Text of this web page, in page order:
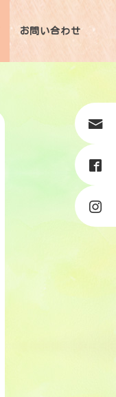
お問い合わせ